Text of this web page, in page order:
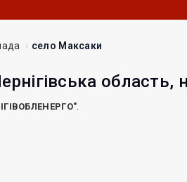
село Максаки
область,
.